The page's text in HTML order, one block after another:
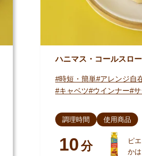
ハニマス・コールスロ
時短・簡単 アレンジ自
キャベツ ウインナー
調理時間
10分
使用商品
ピ
か